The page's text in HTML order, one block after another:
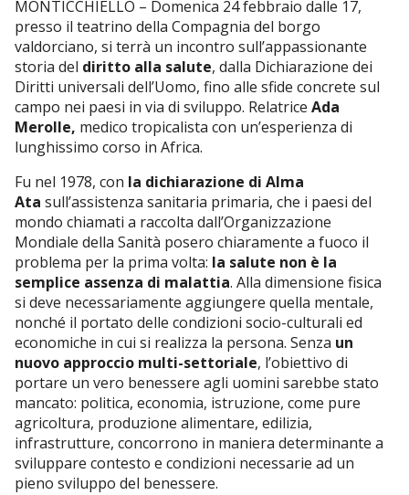
MONTICCHIELLO – Domenica 24 febbraio dalle 17,
presso il teatrino della Compagnia del borgo
valdorciano, si terrà un incontro sull’appassionante
storia del diritto alla salute, dalla Dichiarazione dei
Diritti universali dell’Uomo, fino alle sfide concrete sul
campo nei paesi in via di sviluppo. Relatrice Ada
Merolle, medico tropicalista con un’esperienza di
lunghissimo corso in Africa.
Fu nel 1978, con la dichiarazione di Alma
Ata sull’assistenza sanitaria primaria, che i paesi del
mondo chiamati a raccolta dall’Organizzazione
Mondiale della Sanità posero chiaramente a fuoco il
problema per la prima volta: la salute non è la
semplice assenza di malattia. Alla dimensione fisica
si deve necessariamente aggiungere quella mentale,
nonché il portato delle condizioni socio-culturali ed
economiche in cui si realizza la persona. Senza un
nuovo approccio multi-settoriale, l’obiettivo di
portare un vero benessere agli uomini sarebbe stato
mancato: politica, economia, istruzione, come pure
agricoltura, produzione alimentare, edilizia,
infrastrutture, concorrono in maniera determinante a
sviluppare contesto e condizioni necessarie ad un
pieno sviluppo del benessere.